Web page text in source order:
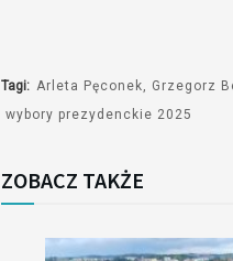
Tagi: Arleta Pęconek Grzegorz
wybory prezydenckie 2025
ZOBACZ TAKŻE